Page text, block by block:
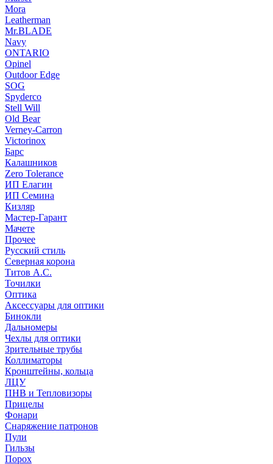
Mora
Leatherman
Mr.BLADE
Navy
ONTARIO
Opinel
Outdoor Edge
SOG
Spyderco
Stell Will
Old Bear
Verney-Carron
Victorinox
Барс
Калашников
Zero Tolerance
ИП Елагин
ИП Семина
Кизляр
Мастер-Гарант
Мачете
Прочее
Русский стиль
Северная корона
Титов А.С.
Точилки
Оптика
Аксессуары для оптики
Бинокли
Дальномеры
Чехлы для оптики
Зрительные трубы
Коллиматоры
Кронштейны, кольца
ЛЦУ
ПНВ и Тепловизоры
Прицелы
Фонари
Снаряжение патронов
Пули
Гильзы
Порох